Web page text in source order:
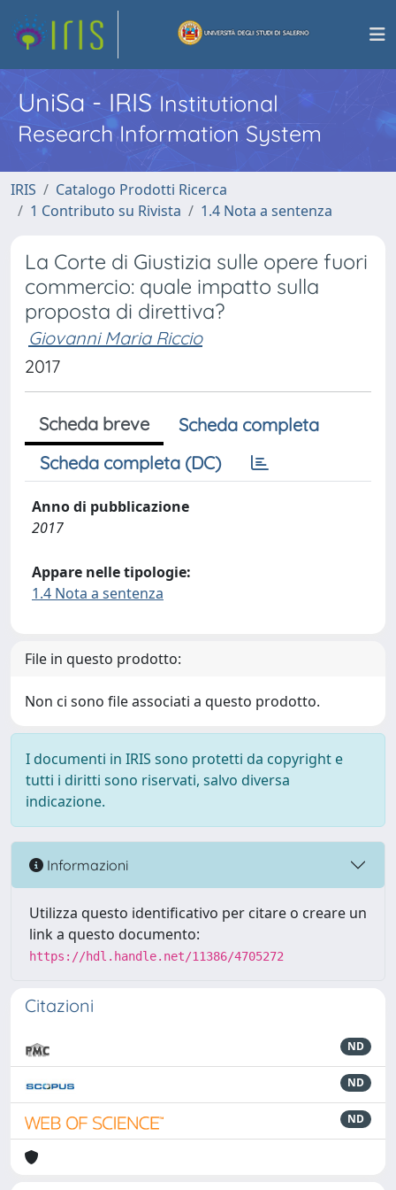
UniSa - IRISInstitutional
Research Information System
IRIS
Catalogo Prodotti Ricerca
1 Contributo su Rivista
1.4 Nota a sentenza
La Corte di Giustizia sulle opere fuori
commercio: quale impatto sulla
proposta di direttiva?
Giovanni Maria Riccio
2017
Scheda breve
Scheda completa
Scheda completa (DC)
Anno di pubblicazione
2017
Appare nelle tipologie:
1.4 Nota a sentenza
File in questo prodotto:
Non ci sono file associati a questo prodotto.
I documenti in IRIS sono protetti da copyright e
tutti i diritti sono riservati, salvo diversa
indicazione.
Informazioni
Utilizza questo identificativo per citare o creare un
link a questo documento:
https://hdl.handle.net/11386/4705272
Citazioni
ND
ND
ND